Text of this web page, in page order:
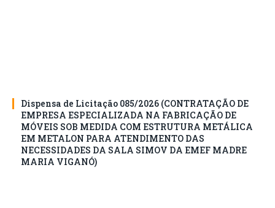
Dispensa de Licitação 085/2026 (CONTRATAÇÃO DE
EMPRESA ESPECIALIZADA NA FABRICAÇÃO DE
MÓVEIS SOB MEDIDA COM ESTRUTURA METÁLICA
EM METALON PARA ATENDIMENTO DAS
NECESSIDADES DA SALA SIMOV DA EMEF MADRE
MARIA VIGANÓ)